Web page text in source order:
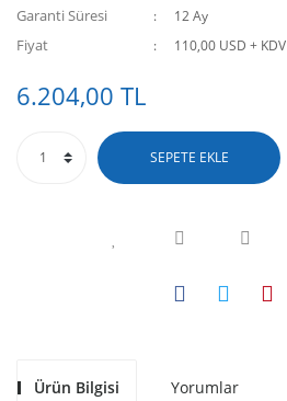
Garanti Süresi 12 Ay
Fiyat 110,00 USD + KDV
6.204,00 TL
SEPETE EKLE
Ürün Bilgisi Yorumlar